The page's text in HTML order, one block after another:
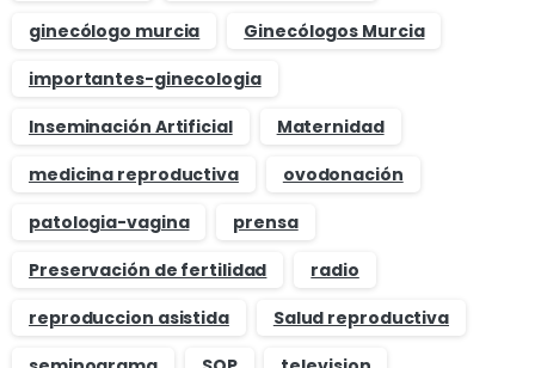
ginecólogo murcia
Ginecólogos Murcia
importantes-ginecologia
Inseminación Artificial
Maternidad
medicina reproductiva
ovodonación
patologia-vagina
prensa
Preservación de fertilidad
radio
reproduccion asistida
Salud reproductiva